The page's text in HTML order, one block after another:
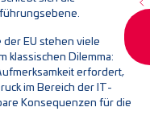
EU stehen viele
klassischen Dilemma:
erfordert,
im Bereich der IT-
Konsequenzen für die